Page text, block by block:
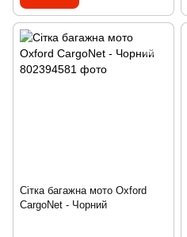
Сітка багажна мото Oxford
CargoNet - Чорний